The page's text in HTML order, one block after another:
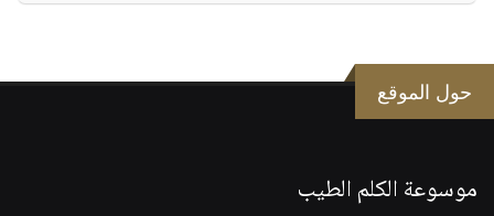
حول الموقع
موسوعة الكلم الطيب